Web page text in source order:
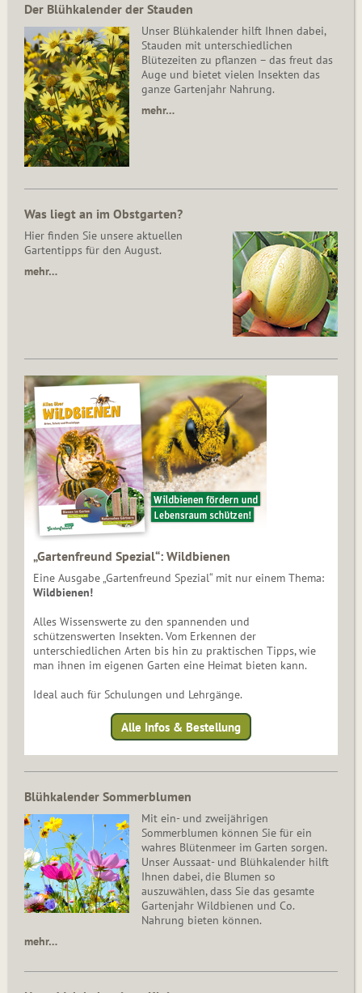
Der Blühkalender der Stauden
Unser Blühkalender hilft Ihnen dabei,
Stauden mit unterschiedlichen
Blütezeiten zu pflanzen – das freut das
Auge und bietet vielen Insekten das
ganze Gartenjahr Nahrung.
mehr…
Was liegt an im Obstgarten?
Hier finden Sie unsere aktuellen
Gartentipps für den August.
mehr…
„Gartenfreund Spezial“: Wildbienen
Eine Ausgabe „Gartenfreund Spezial“ mit nur einem Thema:
Wildbienen!
Alles Wissenswerte zu den spannenden und
schützenswerten Insekten. Vom Erkennen der
unterschiedlichen Arten bis hin zu praktischen Tipps, wie
man ihnen im eigenen Garten eine Heimat bieten kann.
Ideal auch für Schulungen und Lehrgänge.
Alle Infos & Bestellung
Blühkalender Sommerblumen
Mit ein- und zweijährigen
Sommerblumen können Sie für ein
wahres Blütenmeer im Garten sorgen.
Unser Aussaat- und Blühkalender hilft
Ihnen dabei, die Blumen so
auszuwählen, dass Sie das gesamte
Gartenjahr Wildbienen und Co.
Nahrung bieten können.
mehr…